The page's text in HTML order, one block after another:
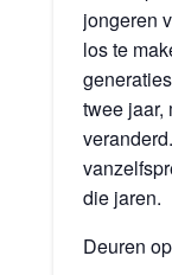
jongeren
los te
twee jaar,
die jaren.
Deuren